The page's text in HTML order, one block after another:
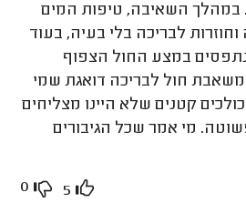
במהלך השאיבה, טיפות המים
לבריכה בלי בעיה, בעוד
נתפסים במצע החול הצפוף
חול לבריכה דואגת שמי
קטנים שלא היינו מצליחים
מי אמר שכל הגיבורים
5
0